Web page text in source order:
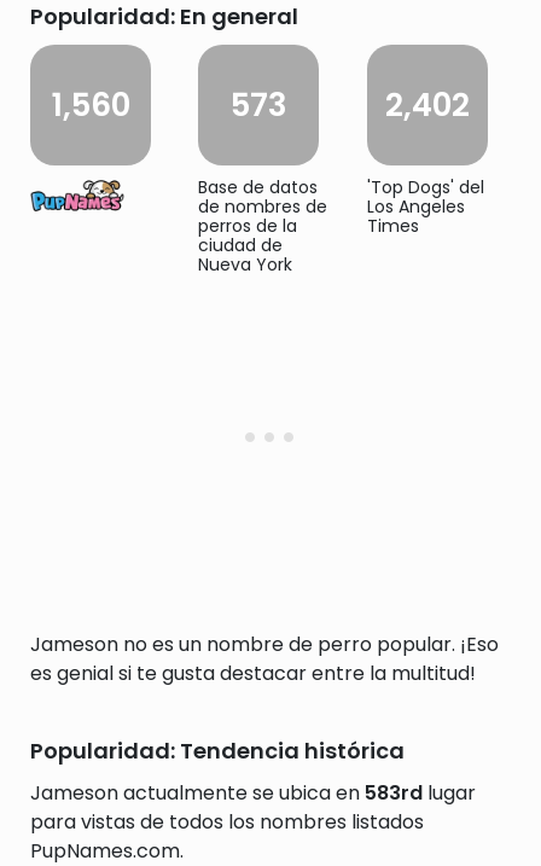
Popularidad: En general
1,560 573
Base de datos
de nombres de
perros de la
ciudad de
Nueva York
2,402
'Top Dogs' del
Los Angeles
Times
Jameson no es un nombre de perro popular. ¡Eso
es genial si te gusta destacar entre la multitud!
Popularidad: Tendencia histórica
Jameson actualmente se ubica en 583rd lugar
para vistas de todos los nombres listados
PupNames.com.